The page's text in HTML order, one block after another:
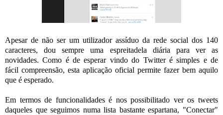
Apesar de não ser um utilizador assíduo da rede social dos 140
caracteres, dou sempre uma espreitadela diária para ver as
novidades. Como é de esperar vindo do Twitter é simples e de
fácil compreensão, esta aplicação oficial permite fazer bem aquilo
que é esperado.
Em termos de funcionalidades é nos possibilitado ver os tweets
daqueles que seguimos numa lista bastante espartana, "Conectar"